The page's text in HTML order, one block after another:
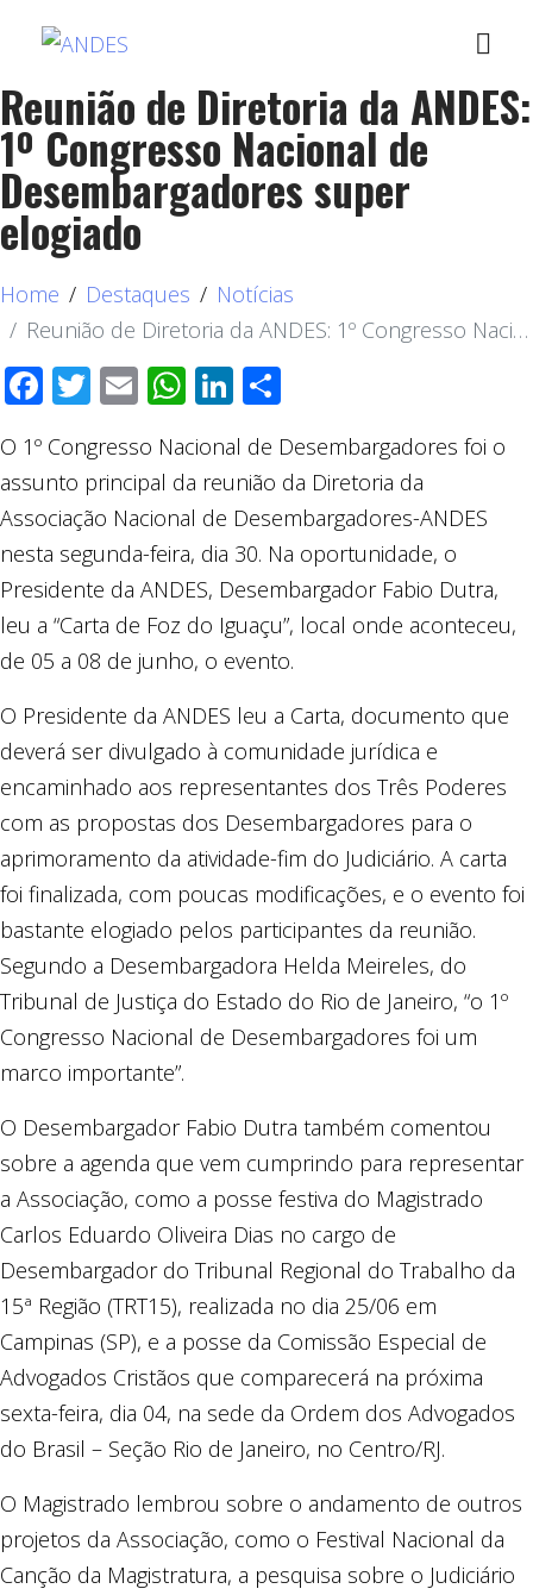
Reunião de Diretoria da ANDES:
1º Congresso Nacional de
Desembargadores super
elogiado
Home Destaques
Notícias
Reunião de Diretoria da ANDES: 1º Congresso Nacional de Desembargadores super elogiado
Facebook
Twitter
EmailWhatsApp
LinkedIn
O 1º Congresso Nacional de Desembargadores foi o
assunto principal da reunião da Diretoria da
Associação Nacional de Desembargadores-ANDES
nesta segunda-feira, dia 30. Na oportunidade, o
Presidente da ANDES, Desembargador Fabio Dutra,
leu a “Carta de Foz do Iguaçu”, local onde aconteceu,
de 05 a 08 de junho, o evento.
O Presidente da ANDES leu a Carta, documento que
deverá ser divulgado à comunidade jurídica e
encaminhado aos representantes dos Três Poderes
com as propostas dos Desembargadores para o
aprimoramento da atividade-fim do Judiciário. A carta
foi finalizada, com poucas modificações, e o evento foi
bastante elogiado pelos participantes da reunião.
Segundo a Desembargadora Helda Meireles, do
Tribunal de Justiça do Estado do Rio de Janeiro, “o 1º
Congresso Nacional de Desembargadores foi um
marco importante”.
O Desembargador Fabio Dutra também comentou
sobre a agenda que vem cumprindo para representar
a Associação, como a posse festiva do Magistrado
Carlos Eduardo Oliveira Dias no cargo de
Desembargador do Tribunal Regional do Trabalho da
15ª Região (TRT15), realizada no dia 25/06 em
Campinas (SP), e a posse da Comissão Especial de
Advogados Cristãos que comparecerá na próxima
sexta-feira, dia 04, na sede da Ordem dos Advogados
do Brasil – Seção Rio de Janeiro, no Centro/RJ.
O Magistrado lembrou sobre o andamento de outros
projetos da Associação, como o Festival Nacional da
Canção da Magistratura, a pesquisa sobre o Judiciário